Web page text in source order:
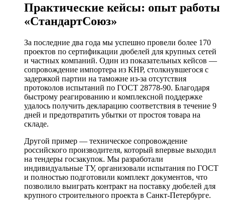
Практические кейсы: опыт работы
«СтандартСоюз»
За последние два года мы успешно провели более 170
проектов по сертификации дюбелей для крупных сетей
и частных компаний. Один из показательных кейсов —
сопровождение импортера из КНР, столкнувшегося с
задержкой партии на таможне из-за отсутствия
протоколов испытаний по ГОСТ 28778-90. Благодаря
быстрому реагированию и комплексной поддержке
удалось получить декларацию соответствия в течение 9
дней и предотвратить убытки от простоя товара на
складе.
Другой пример — техническое сопровождение
российского производителя, который впервые выходил
на тендеры госзакупок. Мы разработали
индивидуальные ТУ, организовали испытания по ГОСТ
и полностью подготовили комплект документов, что
позволило выиграть контракт на поставку дюбелей для
крупного строительного проекта в Санкт-Петербурге.